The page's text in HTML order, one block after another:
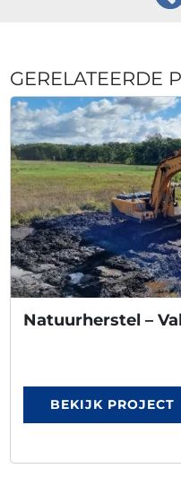
GERELATEERDE
Natuurherstel –
BEKIJK PROJECT